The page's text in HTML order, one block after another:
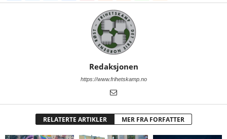
Redaksjonen
https://www.frihetskamp.no
RELATERTE ARTIKLER MER FRA FORFATTER